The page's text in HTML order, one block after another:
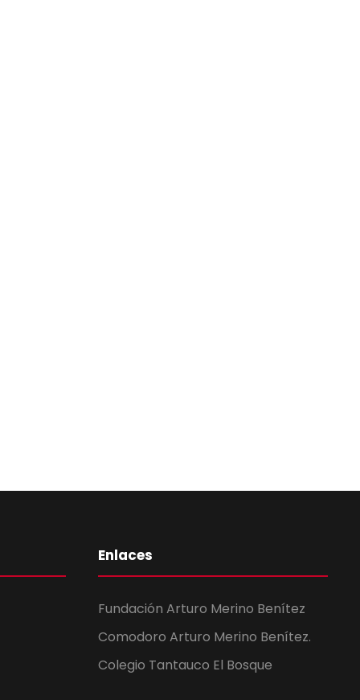
Enlaces
Fundación Arturo Merino Benítez
Comodoro Arturo Merino Benítez.
Colegio Tantauco El Bosque